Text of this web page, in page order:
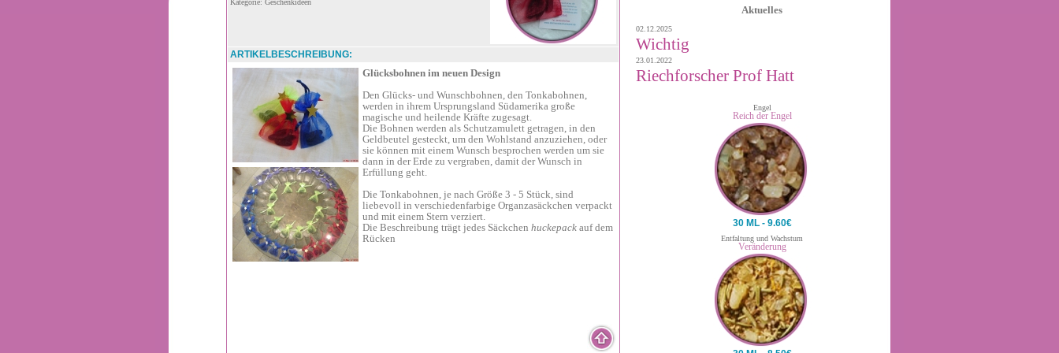
Kategorie: Geschenkideen
ARTIKELBESCHREIBUNG:
Glücksbohnen im neuen Design
Den Glücks- und Wunschbohnen, den Tonkabohnen,
werden in ihrem Ursprungsland Südamerika große
magische und heilende Kräfte zugesagt.
Die Bohnen werden als Schutzamulett getragen, in den
Geldbeutel gesteckt, um den Wohlstand anzuziehen, oder
sie können mit einem Wunsch besprochen werden um sie
dann in der Erde zu vergraben, damit der Wunsch in
Erfüllung geht.
Die Tonkabohnen, je nach Größe 3 - 5 Stück, sind
liebevoll in verschiedenfarbige Organzasäckchen verpackt
und mit einem Stern verziert.
Die Beschreibung trägt jedes Säckchen huckepack auf dem
Rücken
Aktuelles
02.12.2025
Wichtig
23.01.2022
Riechforscher Prof Hatt
Engel
Reich der Engel
30 ML - 9.60€
Entfaltung und Wachstum
Veränderung